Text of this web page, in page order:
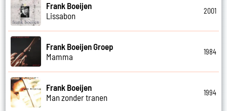
Frank Boeijen
Lissabon
2001
Frank Boeijen Groep
Mamma
1984
Frank Boeijen
Man zonder tranen
1994